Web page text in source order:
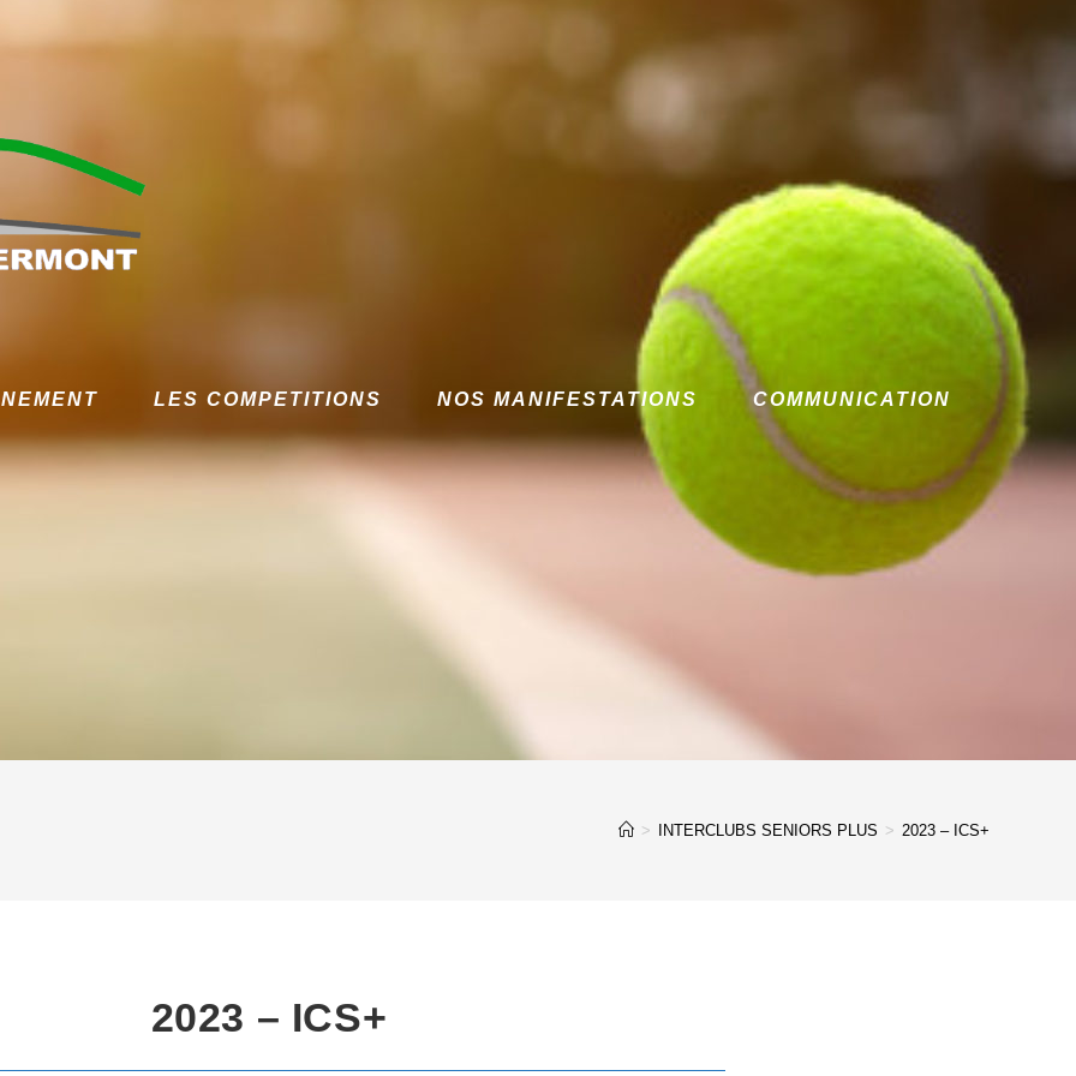
LES COMPETITIONS NOS MANIFESTATIONS COMMUNICATION
> INTERCLUBS SENIORS PLUS > 2023 – ICS+
2023 – ICS+